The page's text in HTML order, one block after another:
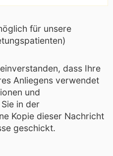
für unsere
dass Ihre
Anliegens verwendet
und
in der
Kopie dieser Nachricht
geschickt.